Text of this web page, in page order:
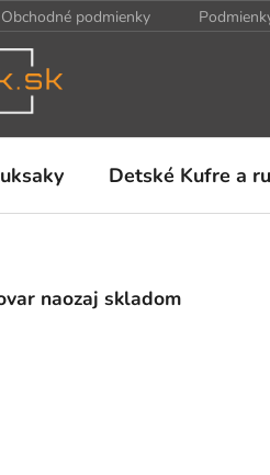
Obchodné podmienky
Detské Kufre a
naozaj skladom